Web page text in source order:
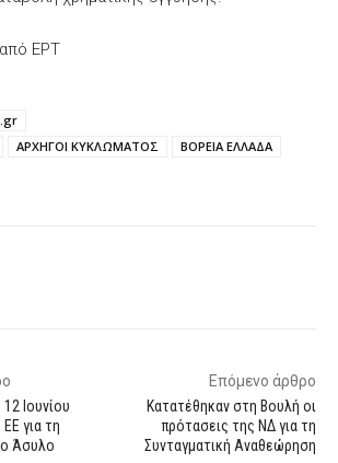
ΕΡΤ
ΑΡΧΗΓΟΙ ΚΥΚΛΩΜΑΤΟΣ
ΒΟΡΕΙΑ ΕΛΛΑΔΑ
Ιουνίου
για τη
Άσυλο
Επόμενο άρθρο
Κατατέθηκαν στη Βουλή οι
πρότασεις της ΝΔ για τη
Συνταγματική Αναθεώρηση